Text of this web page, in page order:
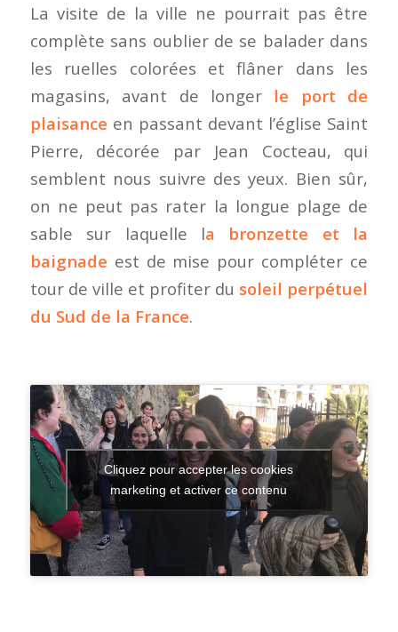
La visite de la ville ne pourrait pas être
complète sans oublier de se balader dans
les ruelles colorées et flâner dans les
magasins, avant de longer le port de
plaisance en passant devant l’église Saint
Pierre, décorée par Jean Cocteau, qui
semblent nous suivre des yeux. Bien sûr,
on ne peut pas rater la longue plage de
sable sur laquelle la bronzette et la
baignade est de mise pour compléter ce
tour de ville et profiter du soleil perpétuel
du Sud de la France.
Cliquez pour accepter les cookies
marketing et activer ce contenu